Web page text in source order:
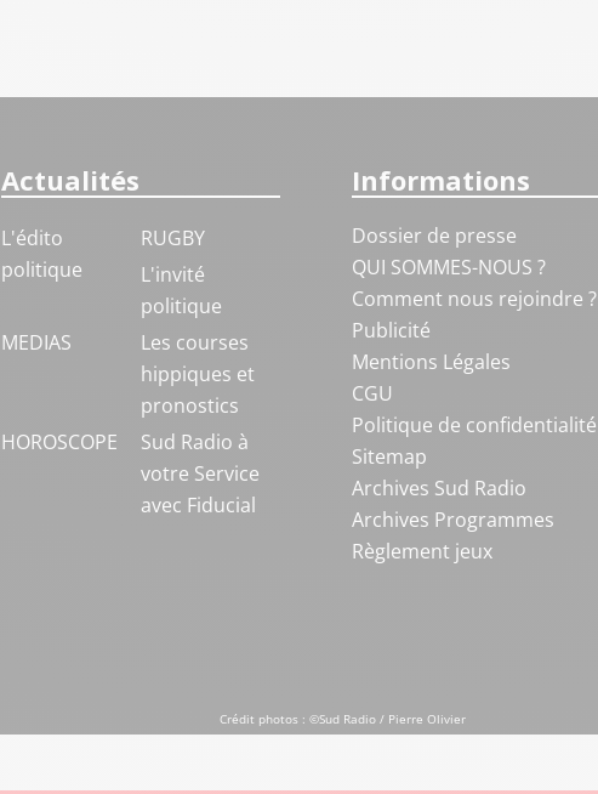
Actualités
L'édito
politique
RUGBY
L'invité
politique
MEDIAS
Les courses
hippiques et
pronostics
HOROSCOPE
Sud Radio à
votre Service
avec Fiducial
Informations
Dossier de presse
QUI SOMMES-NOUS ?
Comment nous rejoindre ?
Publicité
Mentions Légales
CGU
Politique de confidentialité
Sitemap
Archives Sud Radio
Archives Programmes
Règlement jeux
Crédit photos : ©Sud Radio / Pierre Olivier